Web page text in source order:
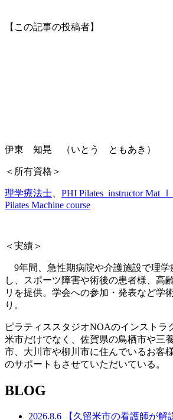
【この記事の投稿者】
伊東 知晃 （いとう ともあき）
＜所有資格＞
理学療法士 PHI Pilates instructor Mat
Pilates Machine course
＜実績＞
9年間、急性期病院や介護施設で理学
し、スポーツ障害や術後の患者様、高
リを提供。学会への参加・発表など学
り。
ピラティススタジオNOAのインストラ
米市だけでなく、佐賀県の鳥栖市や三
市、大川市や柳川市に住んでいるお客
のサポートもさせていただいている。
BLOG
2026.8.6
【久留米市の看護師が解